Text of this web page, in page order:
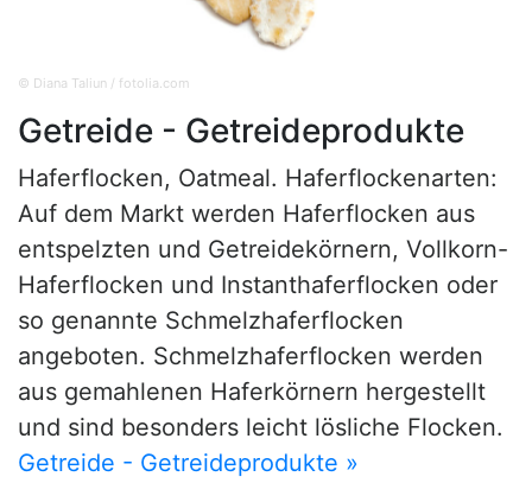
© Diana Taliun / fotolia.com
Getreide - Getreideprodukte
Haferflocken, Oatmeal. Haferflockenarten:
Auf dem Markt werden Haferflocken aus
entspelzten und Getreidekörnern, Vollkorn-
Haferflocken und Instanthaferflocken oder
so genannte Schmelzhaferflocken
angeboten. Schmelzhaferflocken werden
aus gemahlenen Haferkörnern hergestellt
und sind besonders leicht lösliche Flocken.
Getreide - Getreideprodukte »